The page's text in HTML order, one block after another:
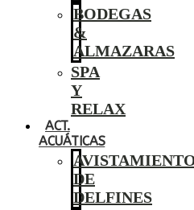
BODEGAS
&
ALMAZARAS
SPA
Y
RELAX
ACT.
ACUÁTICAS
DE
DELFINES